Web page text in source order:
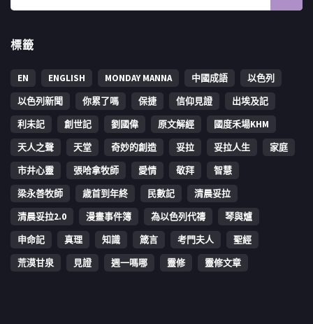
標籤
EN ENGLISH MONDAY MANNA 中國成語
以色列
以色列新聞
你累了嗎 保捷 信仰見證
出埃及記
利未記
創世記 劉國偉 原文解經
國度禾場KHM
天人之聲
天堂 奇妙的創造 妥拉 妥拉人生
家庭
市井心靈
張哈拿牧師 愛情 敬拜
智慧
梁永善牧師
歳首到年終 民數記
清晨妥拉
清晨妥拉2.0
漫畫事件簿 為以色列代禱
琴與爐
申命記
真理 知識 箴言 考門夫人
聖經
荒漠甘泉
見證 週一嗎哪 靈修 靈修文章